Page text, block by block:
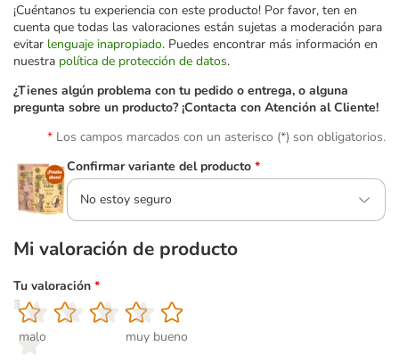
¡Cuéntanos tu experiencia con este producto! Por favor, ten en
cuenta que todas las valoraciones están sujetas a moderación para
evitar lenguaje inapropiado. Puedes encontrar más información en
nuestra política de protección de datos.
¿Tienes algún problema con tu pedido o entrega, o alguna
pregunta sobre un producto? ¡Contacta con Atención al Cliente!
Los campos marcados con un asterisco (*) son obligatorios.
Confirmar variante del producto *
No estoy seguro
Mi valoración de producto
Tu valoración *
1
malo
2
3
4
5
muy bueno